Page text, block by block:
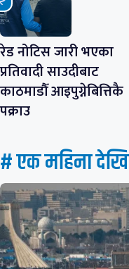
रेड नोटिस जारी भएका
प्रतिवादी साउदीबाट
काठमाडौँ आइपुग्नेबित्तिकै
पक्राउ
# एक महिना देखि